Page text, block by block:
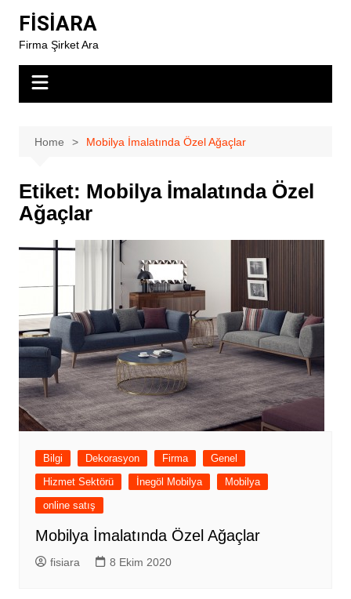
content
FİSİARA
Firma Şirket Ara
Home Mobilya İmalatında Özel Ağaçlar
Etiket: Mobilya İmalatında Özel
Ağaçlar
Bilgi Dekorasyon Firma
Genel
Hizmet Sektörü
İnegöl Mobilya
Mobilya
online satış
Mobilya İmalatında Özel Ağaçlar
fisiara 8 Ekim 2020